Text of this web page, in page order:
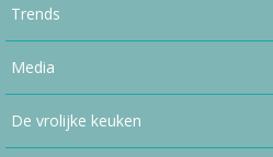
Trends
Media
De vrolijke keuken